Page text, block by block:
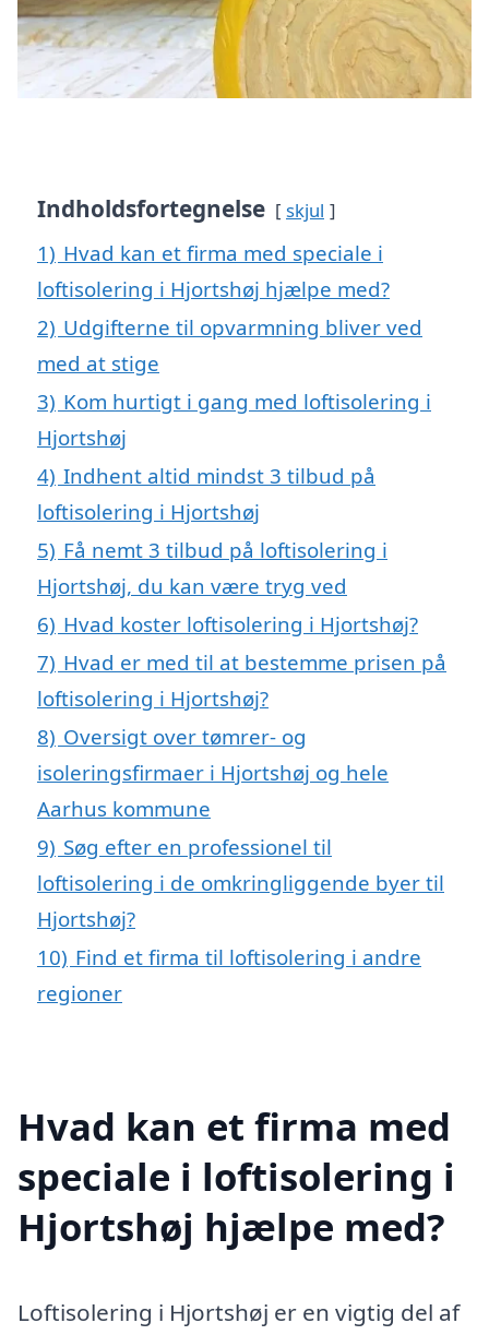
Indholdsfortegnelse skjul
1) Hvad kan et firma med speciale i
loftisolering i Hjortshøj hjælpe med?
2) Udgifterne til opvarmning bliver ved
med at stige
3) Kom hurtigt i gang med loftisolering i
Hjortshøj
4) Indhent altid mindst 3 tilbud på
loftisolering i Hjortshøj
5) Få nemt 3 tilbud på loftisolering i
Hjortshøj, du kan være tryg ved
6) Hvad koster loftisolering i Hjortshøj?
7) Hvad er med til at bestemme prisen på
loftisolering i Hjortshøj?
8) Oversigt over tømrer- og
isoleringsfirmaer i Hjortshøj og hele
Aarhus kommune
9) Søg efter en professionel til
loftisolering i de omkringliggende byer til
Hjortshøj?
10) Find et firma til loftisolering i andre
regioner
Hvad kan et firma med
speciale i loftisolering i
Hjortshøj hjælpe med?
Loftisolering i Hjortshøj er en vigtig del af